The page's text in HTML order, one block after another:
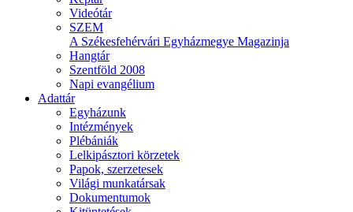
Videótár
SZEM
A Székesfehérvári Egyházmegye Magazinja
Hangtár
Szentföld 2008
Napi evangélium
Adattár
Egyházunk
Intézmények
Plébániák
Lelkipásztori körzetek
Papok, szerzetesek
Világi munkatársak
Dokumentumok